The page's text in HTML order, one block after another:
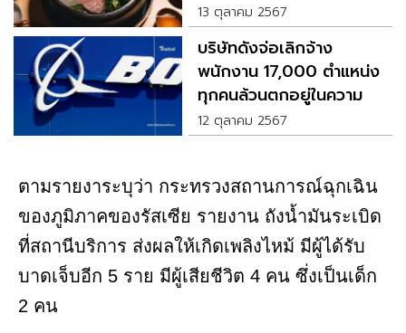
13 ตุลาคม 2567
บริษัทดังจ่อเลิกจ้าง
พนักงาน 17,000 ตำแหน่ง
ทุกคนล้วนตกอยู่ในความ
เสี่ยง
12 ตุลาคม 2567
ตามรายงาระบุว่า กระทรวงสถานการณ์ฉุกเฉิน
ของภูมิภาคของรัสเซีย รายงาน ถังน้ำมันระเบิด
ที่สถานีบริการ ส่งผลให้เกิดเพลิงไหม้ มีผู้ได้รับ
บาดเจ็บอีก 5 ราย มีผู้เสียชีวิต 4 คน ซึ่งเป็นเด็ก
2 คน